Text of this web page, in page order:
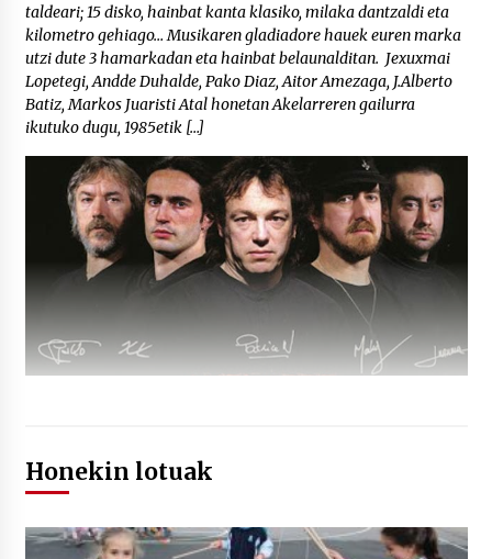
taldeari; 15 disko, hainbat kanta klasiko, milaka dantzaldi eta
kilometro gehiago… Musikaren gladiadore hauek euren marka
utzi dute 3 hamarkadan eta hainbat belaunalditan. Jexuxmai
Lopetegi, Andde Duhalde, Pako Diaz, Aitor Amezaga, J.Alberto
Batiz, Markos Juaristi Atal honetan Akelarreren gailurra
ikutuko dugu, 1985etik […]
Honekin lotuak